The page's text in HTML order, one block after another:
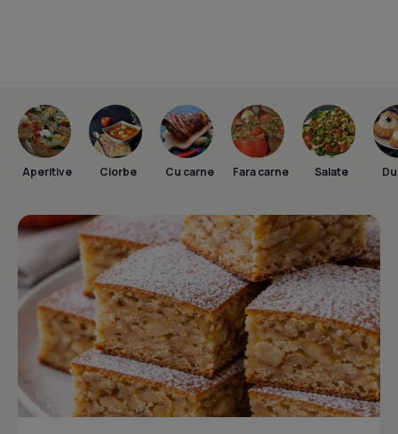
Aperitive Ciorbe Cu carne Fara carne Salate